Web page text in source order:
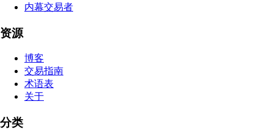
内幕交易者
资源
博客
交易指南
术语表
关于
分类